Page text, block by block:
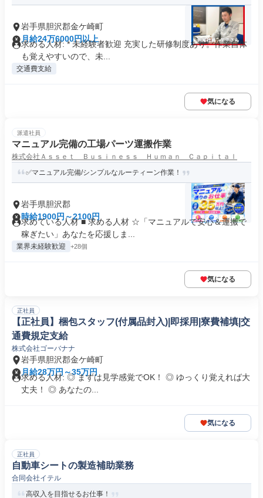
岩手県胆沢郡金ケ崎町
月給24万6000円以上
求める人材: * 未経験者歓迎 充実した研修制度あり。作業自体
も覚えやすいので、未...
交通費支給
気になる
派遣社員
マニュアル完備の工場パーツ運搬作業
株式会社Ａｓｓｅｔ Ｂｕｓｉｎｅｓｓ Ｈｕｍａｎ Ｃａｐｉｔａｌ
✅マニュアル完備/シンプルなルーティーン作業！
岩手県胆沢郡
時給1900円～2100円
求めている人材 ■ 求める人材 ☆「マニュアルで安心＆運搬で
稼ぎたい」あなたを応援しま...
業界未経験歓迎 +28個
気になる
正社員
【正社員】梱包スタッフ(付属品封入)|即採用|寮費補填|交
通費規定支給
株式会社ゴーバナナ
岩手県胆沢郡金ケ崎町
月給28万円～35万円
求める人材: ◎ まずは見学感覚でOK！ ◎ ゆっくり覚えれば大
丈夫！ ◎ あなたの...
気になる
正社員
自動車シートの製造補助業務
合同会社イテル
高収入を目指せるお仕事！